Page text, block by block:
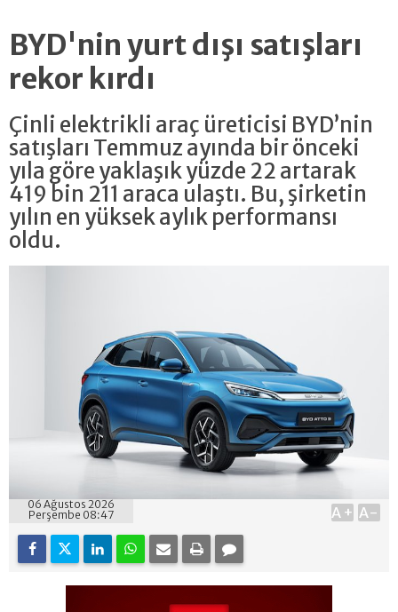
BYD'nin yurt dışı satışları
rekor kırdı
Çinli elektrikli araç üreticisi BYD’nin
satışları Temmuz ayında bir önceki
yıla göre yaklaşık yüzde 22 artarak
419 bin 211 araca ulaştı. Bu, şirketin
yılın en yüksek aylık performansı
oldu.
06 Ağustos 2026
Perşembe 08:47
A+ A-